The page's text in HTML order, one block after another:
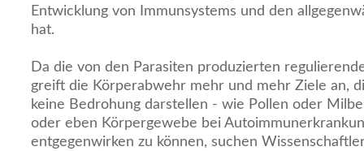
Entwicklung von Immunsystems und den
hat.
Da die von den Parasiten produzierten
greift die Körperabwehr mehr und mehr Ziele an,
keine Bedrohung darstellen - wie Pollen oder
oder eben Körpergewebe bei
entgegenwirken zu können, suchen